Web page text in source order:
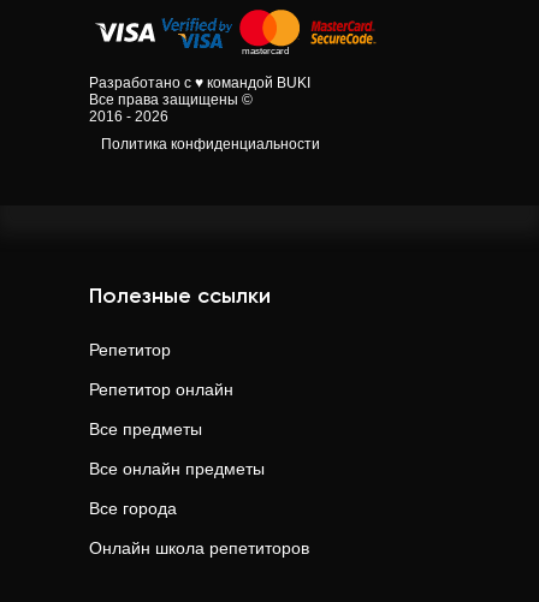
Разработано с ♥ командой BUKI
Все права защищены ©
2016 - 2026
Политика конфиденциальности
Полезные ссылки
Репетитор
Репетитор онлайн
Все предметы
Все онлайн предметы
Все города
Онлайн школа репетиторов